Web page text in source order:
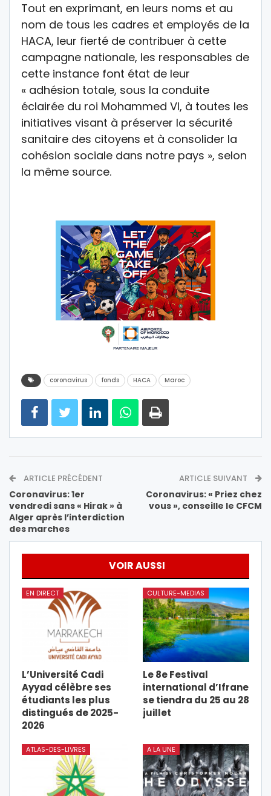
Tout en exprimant, en leurs noms et au
nom de tous les cadres et employés de la
HACA, leur fierté de contribuer à cette
campagne nationale, les responsables de
cette instance font état de leur
« adhésion totale, sous la conduite
éclairée du roi Mohammed VI, à toutes les
initiatives visant à préserver la sécurité
sanitaire des citoyens et à consolider la
cohésion sociale dans notre pays », selon
la même source.
coronavirus fonds HACA Maroc
ARTICLE PRÉCÉDENT
Coronavirus: 1er
vendredi sans « Hirak » à
Alger après l’interdiction
des marches
ARTICLE SUIVANT
Coronavirus: « Priez chez
vous », conseille le CFCM
VOIR AUSSI
EN DIRECT
L’Université Cadi
Ayyad célèbre ses
étudiants les plus
distingués de 2025-
2026
CULTURE-MEDIAS
Le 8e Festival
international d’Ifrane
se tiendra du 25 au 28
juillet
ATLAS-DES-LIVRES A LA UNE